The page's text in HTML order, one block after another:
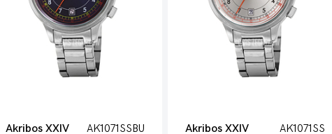
Akribos XXIV
AK1071SSBU
Akribos XXIV
AK1071SS